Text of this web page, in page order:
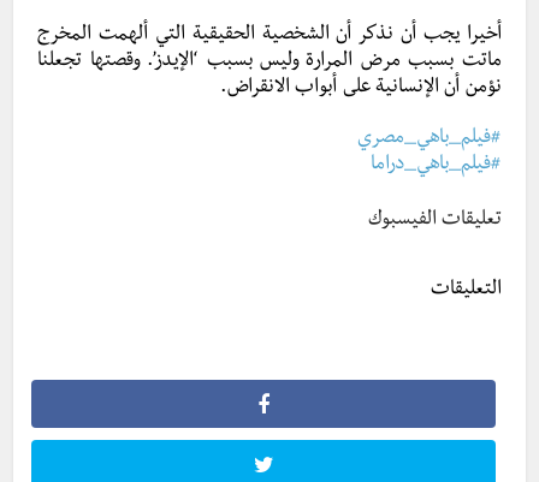
أخيرا يجب أن نذكر أن الشخصية الحقيقية التي ألهمت المخرج
ماتت بسبب مرض المرارة وليس بسبب ‘الإيدز’. وقصتها تجعلنا
نؤمن أن الإنسانية على أبواب الانقراض.
#فيلم_باهي_مصري
#فيلم_باهي_دراما
تعليقات الفيسبوك
التعليقات